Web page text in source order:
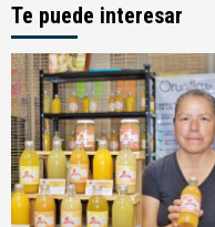
Te puede interesar